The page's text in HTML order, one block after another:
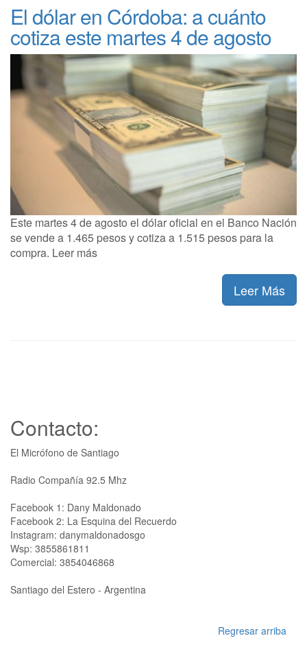
El dólar en Córdoba: a cuánto
cotiza este martes 4 de agosto
Este martes 4 de agosto el dólar oficial en el Banco Nación
se vende a 1.465 pesos y cotiza a 1.515 pesos para la
compra. Leer más
Leer Más
Contacto:
El Micrófono de Santiago
Radio Compañía 92.5 Mhz
Facebook 1: Dany Maldonado
Facebook 2: La Esquina del Recuerdo
Instagram: danymaldonadosgo
Wsp: 3855861811
Comercial: 3854046868
Santiago del Estero - Argentina
Regresar arriba